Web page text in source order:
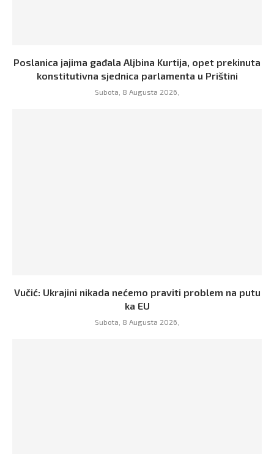
Poslanica jajima gađala Aljbina Kurtija, opet prekinuta
konstitutivna sjednica parlamenta u Prištini
Subota, 8 Augusta 2026,
Vučić: Ukrajini nikada nećemo praviti problem na putu
ka EU
Subota, 8 Augusta 2026,